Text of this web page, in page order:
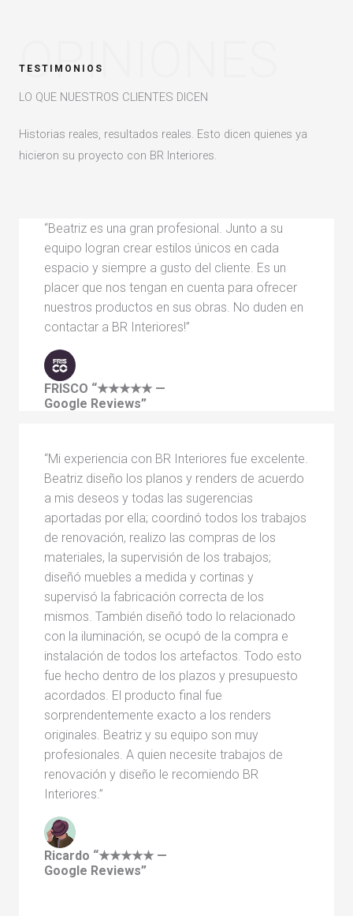
OPINIONES
TESTIMONIOS
LO QUE NUESTROS CLIENTES DICEN
Historias reales, resultados reales. Esto dicen quienes ya
hicieron su proyecto con BR Interiores.
“Beatriz es una gran profesional. Junto a su
equipo logran crear estilos únicos en cada
espacio y siempre a gusto del cliente. Es un
placer que nos tengan en cuenta para ofrecer
nuestros productos en sus obras. No duden en
contactar a BR Interiores!”
FRISCO “★★★★★ —
Google Reviews”
“Mi experiencia con BR Interiores fue excelente.
Beatriz diseño los planos y renders de acuerdo
a mis deseos y todas las sugerencias
aportadas por ella; coordinó todos los trabajos
de renovación, realizo las compras de los
materiales, la supervisión de los trabajos;
diseñó muebles a medida y cortinas y
supervisó la fabricación correcta de los
mismos. También diseñó todo lo relacionado
con la iluminación, se ocupó de la compra e
instalación de todos los artefactos. Todo esto
fue hecho dentro de los plazos y presupuesto
acordados. El producto final fue
sorprendentemente exacto a los renders
originales. Beatriz y su equipo son muy
profesionales. A quien necesite trabajos de
renovación y diseño le recomiendo BR
Interiores.”
Ricardo “★★★★★ —
Google Reviews”